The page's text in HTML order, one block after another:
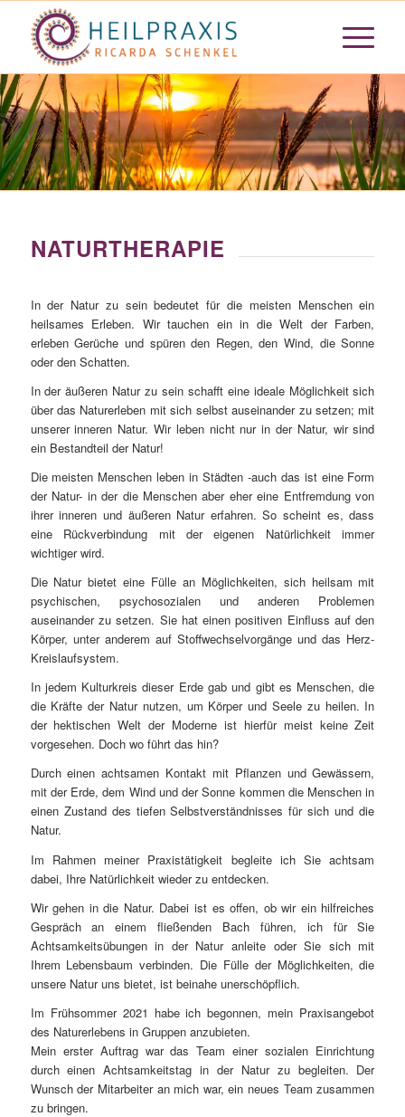
NATURTHERAPIE
In der Natur zu sein bedeutet für die meisten Menschen ein
heilsames Erleben. Wir tauchen ein in die Welt der Farben,
erleben Gerüche und spüren den Regen, den Wind, die Sonne
oder den Schatten.
In der äußeren Natur zu sein schafft eine ideale Möglichkeit sich
über das Naturerleben mit sich selbst auseinander zu setzen; mit
unserer inneren Natur. Wir leben nicht nur in der Natur, wir sind
ein Bestandteil der Natur!
Die meisten Menschen leben in Städten -auch das ist eine Form
der Natur- in der die Menschen aber eher eine Entfremdung von
ihrer inneren und äußeren Natur erfahren. So scheint es, dass
eine Rückverbindung mit der eigenen Natürlichkeit immer
wichtiger wird.
Die Natur bietet eine Fülle an Möglichkeiten, sich heilsam mit
psychischen, psychosozialen und anderen Problemen
auseinander zu setzen. Sie hat einen positiven Einfluss auf den
Körper, unter anderem auf Stoffwechselvorgänge und das Herz-
Kreislaufsystem.
In jedem Kulturkreis dieser Erde gab und gibt es Menschen, die
die Kräfte der Natur nutzen, um Körper und Seele zu heilen. In
der hektischen Welt der Moderne ist hierfür meist keine Zeit
vorgesehen. Doch wo führt das hin?
Durch einen achtsamen Kontakt mit Pflanzen und Gewässern,
mit der Erde, dem Wind und der Sonne kommen die Menschen in
einen Zustand des tiefen Selbstverständnisses für sich und die
Natur.
Im Rahmen meiner Praxistätigkeit begleite ich Sie achtsam
dabei, Ihre Natürlichkeit wieder zu entdecken.
Wir gehen in die Natur. Dabei ist es offen, ob wir ein hilfreiches
Gespräch an einem fließenden Bach führen, ich für Sie
Achtsamkeitsübungen in der Natur anleite oder Sie sich mit
Ihrem Lebensbaum verbinden. Die Fülle der Möglichkeiten, die
unsere Natur uns bietet, ist beinahe unerschöpflich.
Im Frühsommer 2021 habe ich begonnen, mein Praxisangebot
des Naturerlebens in Gruppen anzubieten.
Mein erster Auftrag war das Team einer sozialen Einrichtung
durch einen Achtsamkeitstag in der Natur zu begleiten. Der
Wunsch der Mitarbeiter an mich war, ein neues Team zusammen
zu bringen.